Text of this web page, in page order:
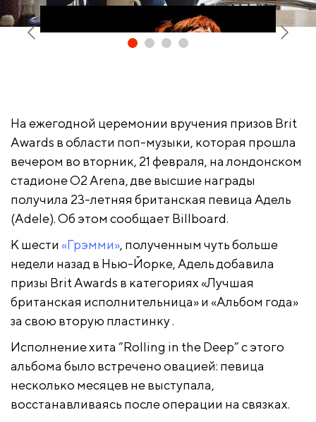
Адель (Adele)
На ежегодной церемонии вручения призов Brit
Awards в области поп-музыки, которая прошла
вечером во вторник, 21 февраля, на лондонском
стадионе O2 Arena, две высшие награды
получила 23-летняя британская певица Адель
(Adele). Об этом сообщает Billboard.
​К шести «Грэмми», полученным чуть больше
недели назад в Нью-Йорке, Адель добавила
призы Brit Awards в категориях «Лучшая
британская исполнительница» и «Альбом года»
за свою вторую пластинку.
Исполнение хита “Rolling in the Deep” с этого
альбома было встречено овацией: певица
несколько месяцев не выступала,
восстанавливаясь после операции на связках.